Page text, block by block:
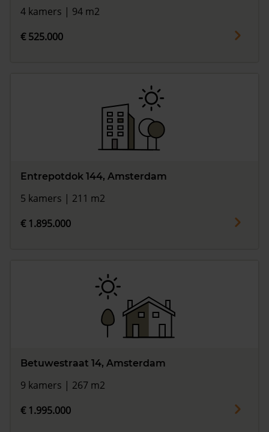
4 kamers | 94 m2
€ 525.000
Entrepotdok 144, Amsterdam
5 kamers | 211 m2
€ 1.895.000
Betuwestraat 14, Amsterdam
9 kamers | 267 m2
€ 1.995.000